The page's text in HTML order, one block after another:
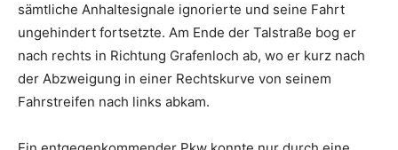
sämtliche Anhaltesignale ignorierte und seine Fahrt
ungehindert fortsetzte. Am Ende der Talstraße bog er
nach rechts in Richtung Grafenloch ab, wo er kurz nach
der Abzweigung in einer Rechtskurve von seinem
Fahrstreifen nach links abkam.